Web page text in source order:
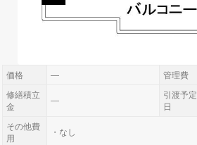
価格 ― 管理費
修繕積立
金
―
引渡予定
日
その他費
用
・なし